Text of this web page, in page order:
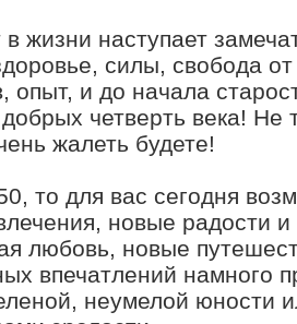
жизни наступает
силы, свобода
опыт, и до начала
четверть века! Не
жалеть будете!
то для вас сегодня
новые радости и
любовь, новые
впечатлений намного
неумелой юности